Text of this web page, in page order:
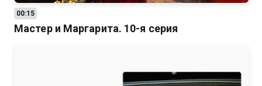
00:15
Мастер и Маргарита. 10-я серия